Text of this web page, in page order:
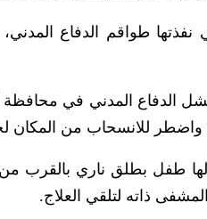
الدفاع المدني في
للانسحاب من المكان
طفل بطلق ناري بالقرب
ذاته لتلقي العلاج.